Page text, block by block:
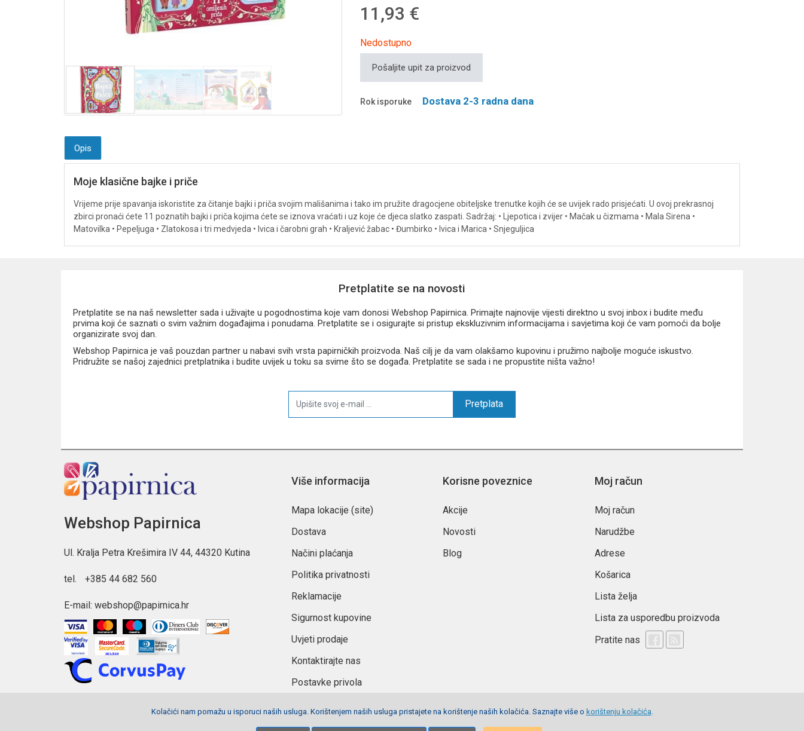
11,93 €
Nedostupno
Pošaljite upit za proizvod
Rok isporuke Dostava 2-3 radna dana
Opis
Moje klasične bajke i priče
Vrijeme prije spavanja iskoristite za čitanje bajki i priča svojim mališanima i tako im pružite dragocjene obiteljske trenutke kojih će se uvijek rado prisjećati. U ovoj prekrasnoj
zbirci pronaći ćete 11 poznatih bajki i priča kojima ćete se iznova vraćati i uz koje će djeca slatko zaspati. Sadržaj: • Ljepotica i zvijer • Mačak u čizmama • Mala Sirena •
Matovilka • Pepeljuga • Zlatokosa i tri medvjeda • Ivica i čarobni grah • Kraljević žabac • Đumbirko • Ivica i Marica • Snjeguljica
Pretplatite se na novosti
Pretplatite se na naš newsletter sada i uživajte u pogodnostima koje vam donosi Webshop Papirnica. Primajte najnovije vijesti direktno u svoj inbox i budite među
prvima koji će saznati o svim važnim događajima i ponudama. Pretplatite se i osigurajte si pristup ekskluzivnim informacijama i savjetima koji će vam pomoći da bolje
organizirate svoj dan.
Webshop Papirnica je vaš pouzdan partner u nabavi svih vrsta papirničkih proizvoda. Naš cilj je da vam olakšamo kupovinu i pružimo najbolje moguće iskustvo.
Pridružite se našoj zajednici pretplatnika i budite uvijek u toku sa svime što se događa. Pretplatite se sada i ne propustite ništa važno!
Pretplata
Webshop Papirnica
Ul. Kralja Petra Krešimira IV 44, 44320 Kutina
tel. +385 44 682 560
E-mail: webshop@papirnica.hr
Više informacija
Mapa lokacije (site)
Dostava
Načini plaćanja
Politika privatnosti
Reklamacije
Sigurnost kupovine
Uvjeti prodaje
Kontaktirajte nas
Postavke privola
Korisne poveznice
Akcije
Novosti
Blog
Moj račun
Moj račun
Narudžbe
Adrese
Košarica
Lista želja
Lista za usporedbu proizvoda
Pratite nas
Kolačići nam pomažu u isporuci naših usluga. Korištenjem naših usluga pristajete na korištenje naših kolačića. Saznajte više o korištenju kolačića.